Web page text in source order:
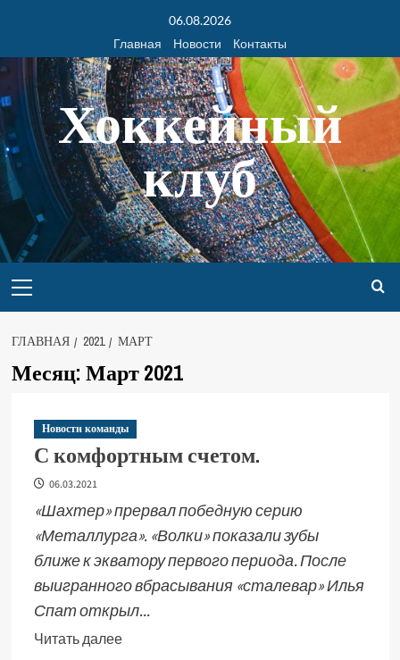
06.08.2026
Главная
Новости Контакты
Хоккейный
клуб
ГЛАВНАЯ 2021 МАРТ
Месяц: Март 2021
Новости команды
С комфортным счетом.
06.03.2021
«Шахтер» прервал победную серию
«Металлурга». «Волки» показали зубы
ближе к экватору первого периода. После
выигранного вбрасывания «сталевар» Илья
Спат открыл...
Читать далее